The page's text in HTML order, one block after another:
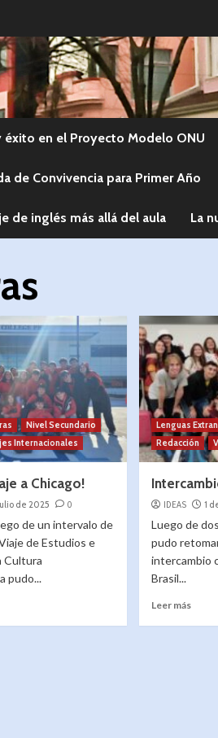
éxito en el Proyecto Modelo ONU
de Convivencia para Primer Año
de inglés más allá del aula La
Nivel Secundario
Internacionales
a Chicago!
de 2025 0
de un intervalo de
de Estudios e
Cultura
pudo...
Lenguas
Redacción
IDEAS 1
Luego de
pudo
intercambio
Brasil...
Leer más